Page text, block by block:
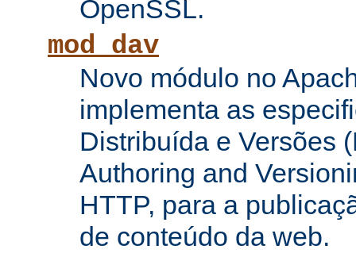
OpenSSL.
mod_dav
Novo módulo no
implementa as
Distribuída e Versões
Authoring and
HTTP, para a
de conteúdo da web.